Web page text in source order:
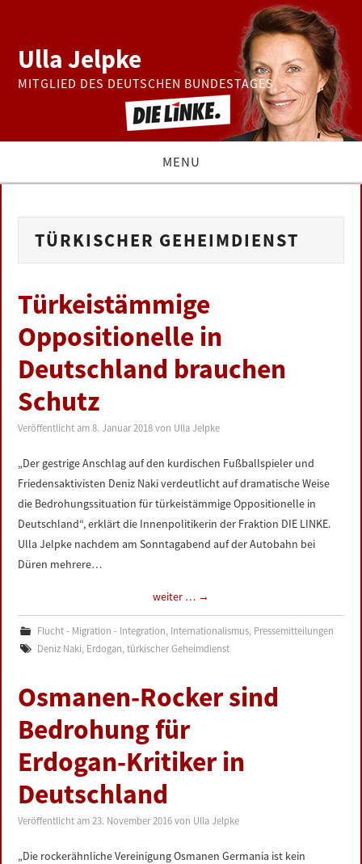
Ulla Jelpke
MITGLIED DES DEUTSCHEN BUNDESTAGES
MENU
BUNDESTAG
ZUR PERSON
LINKS
DATENSCHUTZERKLÄRUNG
IMPRESSUM
TÜRKISCHER GEHEIMDIENST
Türkeistämmige
Oppositionelle in
Deutschland brauchen
Schutz
Veröffentlicht am8. Januar 2018 von Ulla Jelpke
„Der gestrige Anschlag auf den kurdischen Fußballspieler und
Friedensaktivisten Deniz Naki verdeutlicht auf dramatische Weise
die Bedrohungssituation für türkeistämmige Oppositionelle in
Deutschland“, erklärt die Innenpolitikerin der Fraktion DIE LINKE.
Ulla Jelpke nachdem am Sonntagabend auf der Autobahn bei
Düren mehrere…
weiter … →
Flucht - Migration - Integration, Internationalismus, Pressemitteilungen
Deniz Naki, Erdogan, türkischer Geheimdienst
Osmanen-Rocker sind
Bedrohung für
Erdogan-Kritiker in
Deutschland
Veröffentlicht am23. November 2016 von Ulla Jelpke
„Die rockerähnliche Vereinigung Osmanen Germania ist kein